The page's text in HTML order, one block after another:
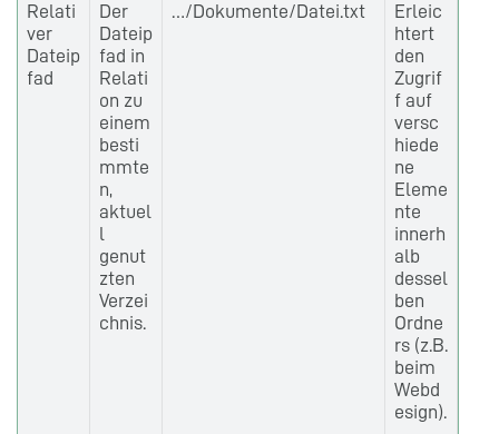
Relati
ver
Dateip
fad
Der
Dateip
fad in
Relati
on zu
einem
besti
mmte
n,
aktuel
l
genut
zten
Verzei
chnis.
…/Dokumente/Datei.txt
Erleic
htert
den
Zugrif
f auf
versc
hiede
ne
Eleme
nte
innerh
alb
dessel
ben
Ordne
rs (z.B.
beim
Webd
esign).